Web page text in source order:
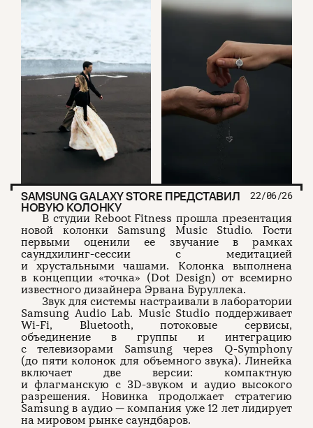
SAMSUNG GALAXY STORE ПРЕДСТАВИЛ
НОВУЮ КОЛОНКУ
22/06/26
В студии Reboot Fitness прошла презентация
новой колонки Samsung Music Studio. Гости
первыми оценили ее звучание в рамках
саундхилинг-сессии с медитацией
и хрустальными чашами. Колонка выполнена
в концепции «точка» (Dot Design) от всемирно
известного дизайнера Эрвана Буруллека.
Звук для системы настраивали в лаборатории
Samsung Audio Lab. Music Studio поддерживает
Wi-Fi, Bluetooth, потоковые сервисы,
объединение в группы и интеграцию
с телевизорами Samsung через Q-Symphony
(до пяти колонок для объемного звука). Линейка
включает две версии: компактную
и флагманскую с 3D-звуком и аудио высокого
разрешения. Новинка продолжает стратегию
Samsung в аудио — компания уже 12 лет лидирует
на мировом рынке саундбаров.